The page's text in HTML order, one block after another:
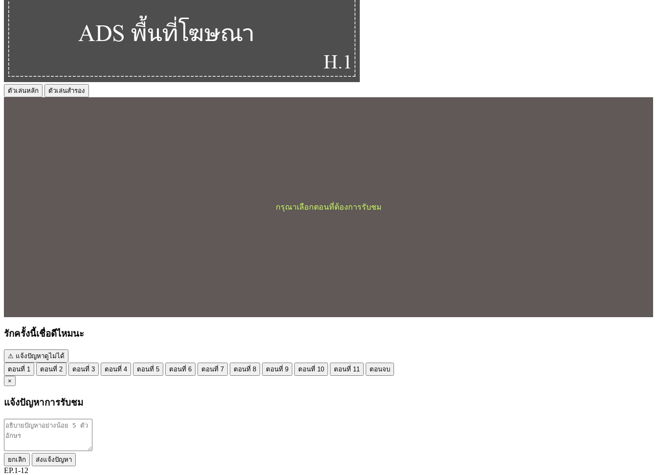
ตัวเล่นหลัก ตัวเล่นสำรอง
กรุณาเลือกตอนที่ต้องการรับชม
รักครั้งนี้เชื่อดีไหมนะ
⚠ แจ้งปัญหาดูไม่ได้
ตอนที่ 1
ตอนที่ 2 ตอนที่ 3 ตอนที่ 4 ตอนที่ 5 ตอนที่ 6 ตอนที่ 7 ตอนที่ 8 ตอนที่ 9 ตอนที่ 10 ตอนที่ 11
ตอนจบ
×
แจ้งปัญหาการรับชม
ยกเลิก ส่งแจ้งปัญหา
EP.1-12